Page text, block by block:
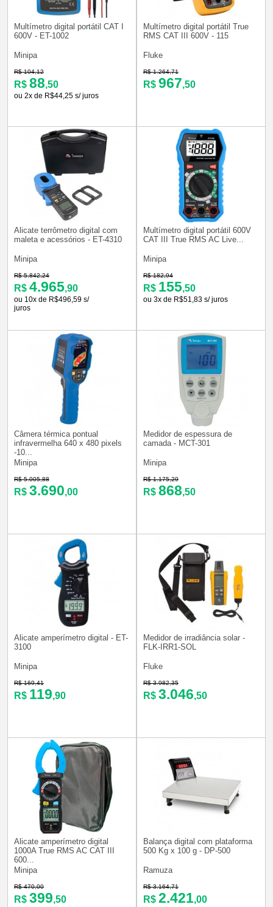
Multímetro digital portátil CAT I
600V - ET-1002
Minipa
R$ 104,12
R$ 88,50
ou 2x de R$44,25 s/ juros
Multímetro digital portátil True
RMS CAT III 600V - 115
Fluke
R$ 1.264,71
R$ 967,50
Alicate terrômetro digital com
maleta e acessórios - ET-4310
Minipa
R$ 5.842,24
R$ 4.965,90
ou 10x de R$496,59 s/
juros
Multímetro digital portátil 600V
CAT III True RMS AC Live...
Minipa
R$ 182,94
R$ 155,50
ou 3x de R$51,83 s/ juros
Câmera térmica pontual
infravermelha 640 x 480 pixels
-10...
Minipa
R$ 5.005,88
R$ 3.690,00
Medidor de espessura de
camada - MCT-301
Minipa
R$ 1.175,29
R$ 868,50
Alicate amperímetro digital - ET-
3100
Minipa
R$ 169,41
R$ 119,90
Medidor de irradiância solar -
FLK-IRR1-SOL
Fluke
R$ 3.982,35
R$ 3.046,50
Alicate amperímetro digital
1000A True RMS AC CAT III
600...
Minipa
R$ 470,00
R$ 399,50
Balança digital com plataforma
500 Kg x 100 g - DP-500
Ramuza
R$ 3.164,71
R$ 2.421,00